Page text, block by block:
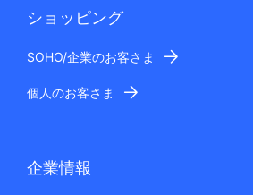
ショッピング
SOHO/企業のお客さま
個人のお客さま
企業情報